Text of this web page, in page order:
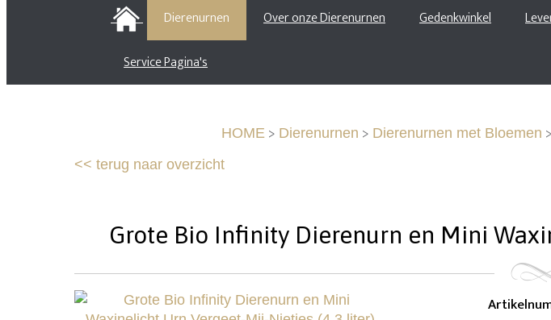
HOME Dierenurnen Over onze Dierenurnen Gedenkwinkel
Service Pagina's
HOME > Dierenurnen > Dierenurnen met Bloemen >
<< terug naar overzicht
Grote Bio Infinity Dierenurn en Mini